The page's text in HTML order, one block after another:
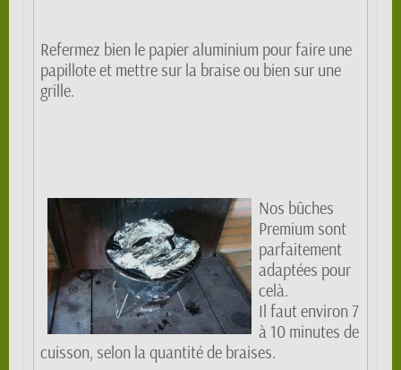
Refermez bien le papier aluminium pour faire une
papillote et mettre sur la braise ou bien sur une
grille.
Nos bûches
Premium sont
parfaitement
adaptées pour
celà.
Il faut environ 7
à 10 minutes de
cuisson, selon la quantité de braises.